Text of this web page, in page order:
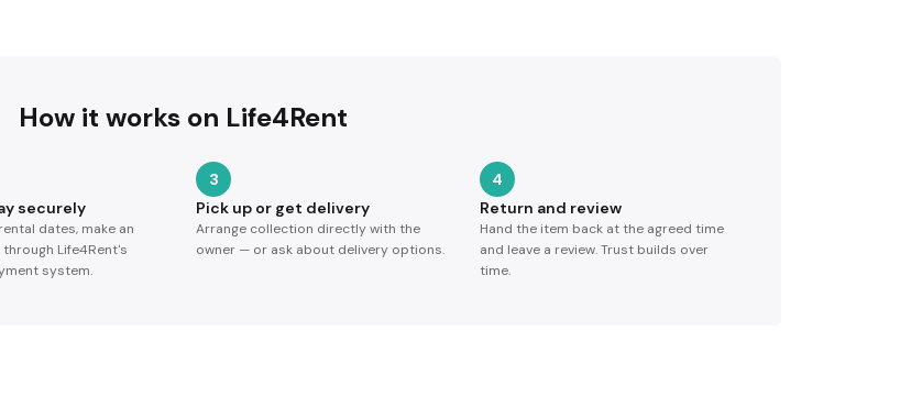
How it works on Life4Rent
securely
dates, make an
Life4Rent's
system.
3
Pick up or get delivery
Arrange collection directly with the
owner — or ask about delivery options.
4
Return and review
Hand the item back at the agreed time
and leave a review. Trust builds over
time.